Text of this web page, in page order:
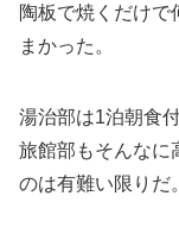
陶板で焼くだけで
まかった。
湯治部は1泊朝食
旅館部もそんなに
のは有難い限りだ。